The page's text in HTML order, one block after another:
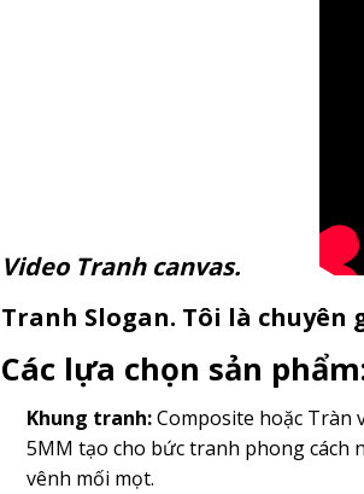
Video Tranh canvas.
Tranh Slogan. Tôi là
Các lựa chọn sản
Khung tranh:Composite hoặc Tràn
5MM tạo cho bức tranh phong cách
vênh mối mọt.